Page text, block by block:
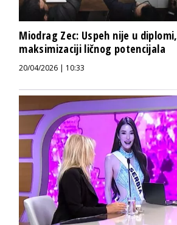
Miodrag Zec: Uspeh nije u
maksimizaciji ličnog potencijala
20/04/2026 | 10:33